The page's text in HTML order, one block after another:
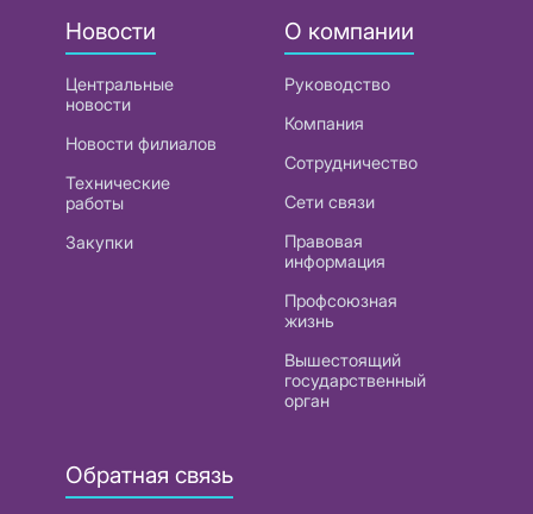
Новости
Центральные
новости
Новости филиалов
Технические
работы
Закупки
О компании
Руководство
Компания
Сотрудничество
Сети связи
Правовая
информация
Профсоюзная
жизнь
Вышестоящий
государственный
орган
Обратная связь